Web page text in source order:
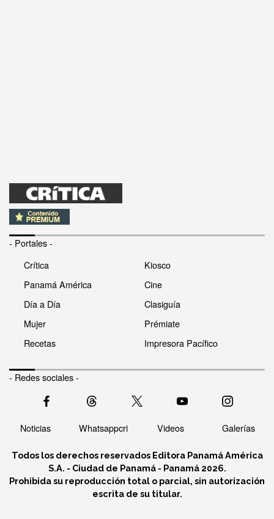
- Portales -
Crítica
Panamá América
Día a Día
Mujer
Recetas
Kiosco
Cine
Clasiguía
Prémiate
Impresora Pacífico
- Redes sociales -
Noticias Whatsappcri Videos Galerías
Todos los derechos reservados Editora Panamá América
S.A. - Ciudad de Panamá - Panamá 2026.
Prohibida su reproducción total o parcial, sin autorización
escrita de su titular.